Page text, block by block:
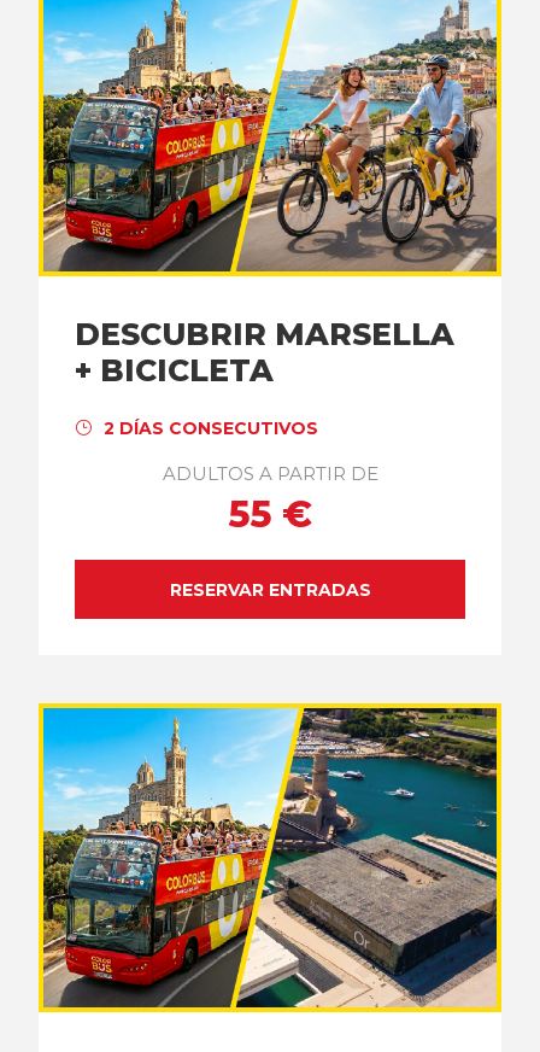
DESCUBRIR MARSELLA
+ BICICLETA
2 DÍAS CONSECUTIVOS
ADULTOS A PARTIR DE
55 €
RESERVAR ENTRADAS